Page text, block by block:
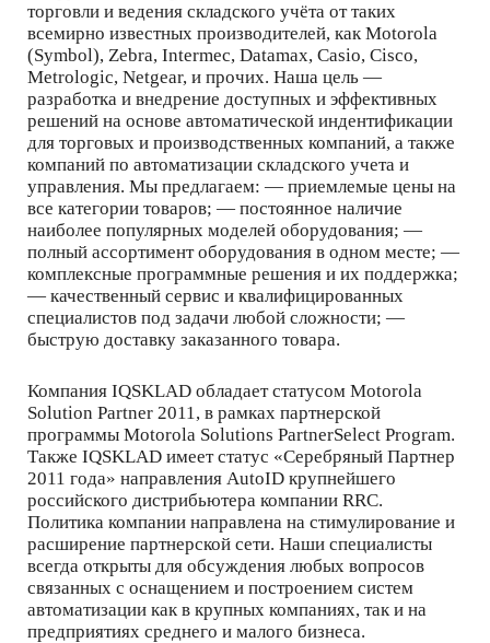
торговли и ведения складского учёта от таких
всемирно известных производителей, как Motorola
(Symbol), Zebra, Intermec, Datamax, Casio, Cisco,
Metrologic, Netgear, и прочих. Наша цель —
разработка и внедрение доступных и эффективных
решений на основе автоматической индентификации
для торговых и производственных компаний, а также
компаний по автоматизации складского учета и
управления. Мы предлагаем: — приемлемые цены на
все категории товаров; — постоянное наличие
наиболее популярных моделей оборудования; —
полный ассортимент оборудования в одном месте; —
комплексные программные решения и их поддержка;
— качественный сервис и квалифицированных
специалистов под задачи любой сложности; —
быструю доставку заказанного товара.
Компания IQSKLAD обладает статусом Motorola
Solution Partner 2011, в рамках партнерской
программы Motorola Solutions PartnerSelect Program.
Также IQSKLAD имеет статус «Серебряный Партнер
2011 года» направления AutoID крупнейшего
российского дистрибьютера компании RRC.
Политика компании направлена на стимулирование и
расширение партнерской сети. Наши специалисты
всегда открыты для обсуждения любых вопросов
связанных с оснащением и построением систем
автоматизации как в крупных компаниях, так и на
предприятиях среднего и малого бизнеса.